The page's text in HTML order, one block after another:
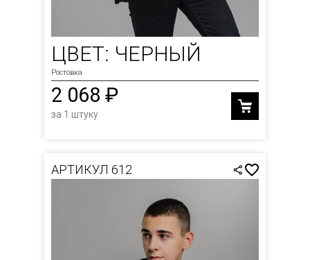
ЦВЕТ: ЧЕРНЫЙ
Ростовка
2 068 ₽
за 1 штуку
АРТИКУЛ 612